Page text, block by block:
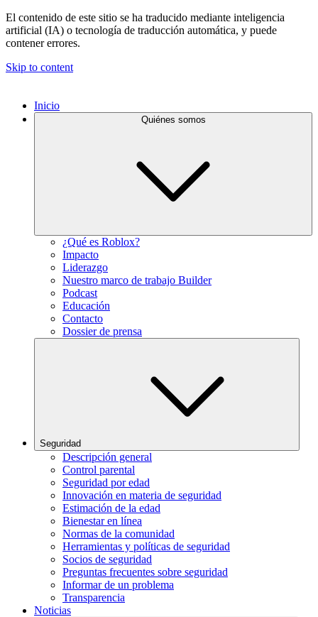
El contenido de este sitio se ha traducido mediante inteligencia
artificial (IA) o tecnología de traducción automática, y puede
contener errores.
Skip to content
Inicio
Quiénes somos
¿Qué es Roblox?
Impacto
Liderazgo
Nuestro marco de trabajo Builder
Podcast
Educación
Contacto
Dossier de prensa
Seguridad
Descripción general
Control parental
Seguridad por edad
Innovación en materia de seguridad
Estimación de la edad
Bienestar en línea
Normas de la comunidad
Herramientas y políticas de seguridad
Socios de seguridad
Preguntas frecuentes sobre seguridad
Informar de un problema
Transparencia
Noticias